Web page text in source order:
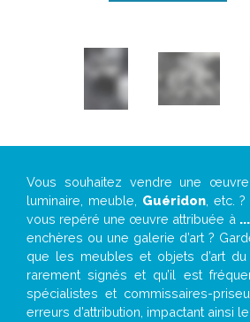
Vous souhaitez vendre une
luminaire, meuble, Guéridon, etc.
vous repéré une œuvre attribuée à ...
enchères ou une galerie d’art ?
que les meubles et objets d’art
rarement signés et qu’il est
spécialistes et commissaires-
erreurs d’attribution, impactant ainsi